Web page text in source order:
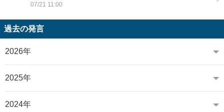
07/21 11:00
過去の発言
2026年
2025年
2024年